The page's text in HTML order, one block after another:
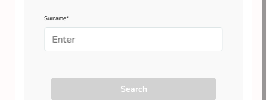
Surname*
Search